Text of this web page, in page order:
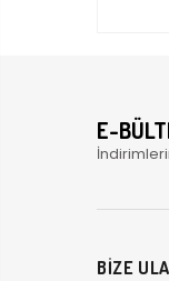
E-
BİZE